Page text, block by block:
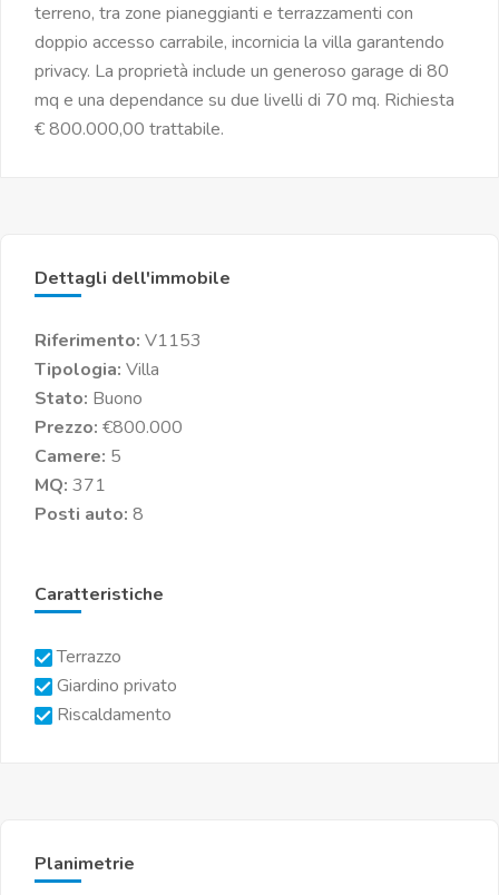
terreno, tra zone pianeggianti e terrazzamenti con
doppio accesso carrabile, incornicia la villa garantendo
privacy. La proprietà include un generoso garage di 80
mq e una dependance su due livelli di 70 mq. Richiesta
€ 800.000,00 trattabile.
Dettagli dell'immobile
Riferimento: V1153
Tipologia: Villa
Stato: Buono
Prezzo: €800.000
Camere: 5
MQ: 371
Posti auto: 8
Caratteristiche
Terrazzo
Giardino privato
Riscaldamento
Planimetrie